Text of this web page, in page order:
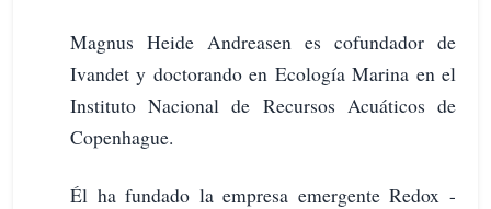
Magnus Heide Andreasen es cofundador de
Ivandet y doctorando en Ecología Marina en el
Instituto Nacional de Recursos Acuáticos de
Copenhague.
Él ha fundado la empresa emergente Redox -